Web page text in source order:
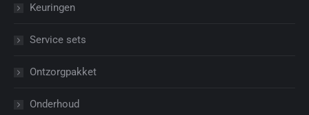
Keuringen
Service sets
Ontzorgpakket
Onderhoud